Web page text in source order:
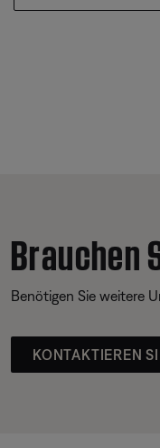
Brauchen
Benötigen Sie weitere
KONTAKTIEREN